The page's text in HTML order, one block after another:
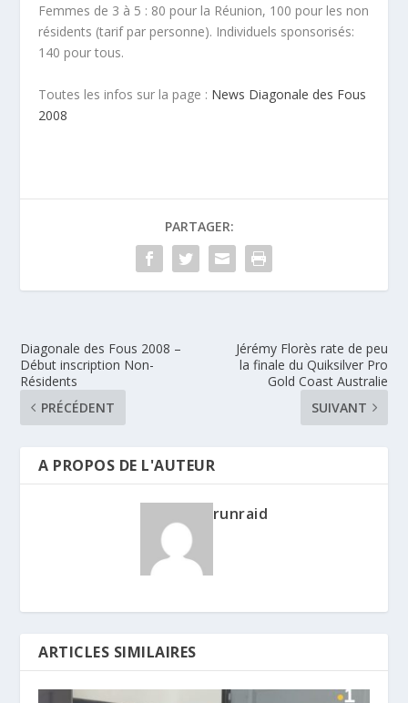
Femmes de 3 à 5 : 80 pour la Réunion, 100 pour les non
résidents (tarif par personne). Individuels sponsorisés:
140 pour tous.
Toutes les infos sur la page : News Diagonale des Fous
2008
PARTAGER:
Diagonale des Fous 2008 –
Début inscription Non-
Résidents
PRÉCÉDENT
Jérémy Florès rate de peu
la finale du Quiksilver Pro
Gold Coast Australie
SUIVANT
A PROPOS DE L'AUTEUR
runraid
ARTICLES SIMILAIRES